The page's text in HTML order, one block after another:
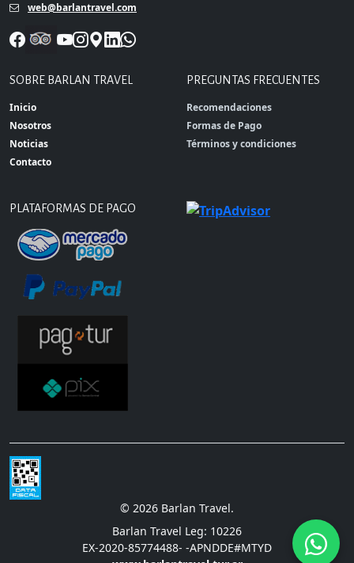
web@barlantravel.com
SOBRE BARLAN TRAVEL
Inicio
Nosotros
Noticias
Contacto
PREGUNTAS FRECUENTES
Recomendaciones
Formas de Pago
Términos y condiciones
PLATAFORMAS DE PAGO
© 2026 Barlan Travel.
Barlan Travel Leg: 10226
EX-2020-85774488- -APNDDE#MTYD